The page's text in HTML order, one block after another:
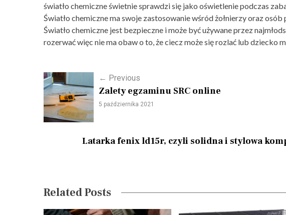
światło chemiczne świetnie sprawdzi się jako oświetlenie podczas
Światło chemiczne ma swoje zastosowanie wśród żołnierzy oraz osób
Światło chemiczne jest bezpieczne i może być używane przez
rozerwać więc nie ma obaw o to, że ciecz może się rozlać lub dziecko
P
o
s
v
i
← Previous
Zalety egzaminu SRC online
5 października 2021
Latarka fenix ld15r, czyli solidna i stylowa
Related Posts